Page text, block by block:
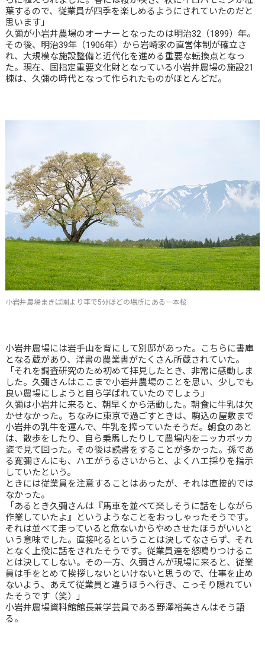
葉するので、従業員が四季を楽しめるようにされていたのだと
思います」
久彌が小岩井農場のオーナーとなったのは明治32（1899）年。
その後、明治39年（1906年）から岩崎家の直営体制が確立さ
れ、大規模な施設整備と近代化を進める重要な転換点となっ
た。現在、国指定重要文化財となっている小岩井農場の施設21
棟は、久彌の時代となって作られたものがほとんどだ。
小岩井農場まきば園より車で5分ほどの場所にある一本桜
小岩井農場には岩手山を背にして別邸があった。こちらに書庫
となる蔵があり、洋書の農業書がたくさん所蔵されていた。
「それを調査研究のため初めて拝見したとき、非常に感動しま
した。久彌さんはここまで小岩井農場のことを思い、少しでも
良い農場にしようと自ら学ばれていたのでしょう」
久彌は小岩井に来ると、朝早くから活動した。朝食に牛乳は欠
かせなかった。ちなみに東京で過ごすときは、駒込の屋敷まで
小岩井の乳牛を運んで、牛乳を搾っていたそうだ。朝食のあと
は、散歩をしたり、自ら乗馬したりして農場内をニッカボッカ
姿で見て回った。その後は読書をすることが多かった。孫であ
る寛彌さんにも、ハエがうるさいからと、よくハエ採りを指示
していたという。
ときには従業員を注意することはあったが、それは直接的では
なかった。
「あるとき久彌さんは『馬車を並べて楽しそうに話をしながら
作業していたよ』というようなことをおっしゃったそうです。
それは並べて走っていると危ないからやめさせたほうがいいと
いう意味でした。直接叱るということは決してなさらず、それ
となく上役に話をされたそうです。従業員達を怒鳴りつけるこ
とは決してしない。その一方、久彌さんが現場に来ると、従業
員は手をとめて挨拶しないといけないと思うので、仕事を止め
ないよう、あえて従業員と違うほうへ行き、こっそり隠れてい
たそうです（笑）」
小岩井農場資料館館長兼学芸員である野澤裕美さんはそう語
る。